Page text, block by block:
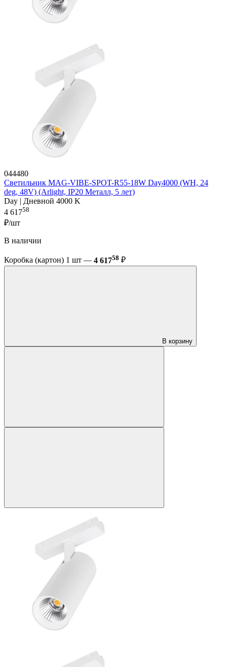
044480
Светильник MAG-VIBE-SPOT-R55-18W Day4000 (WH, 24
deg, 48V) (Arlight, IP20 Металл, 5 лет)
Day | Дневной 4000 K
4 61758
₽/шт
В наличии
Коробка (картон) 1 шт — 4 61758 ₽
В корзину